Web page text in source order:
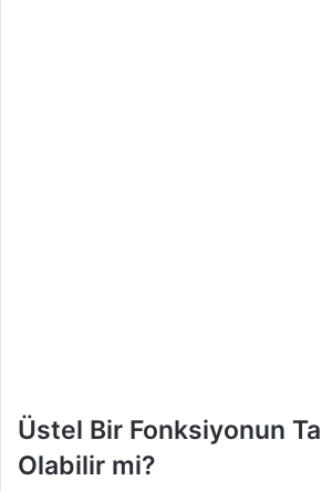
Üstel Bir Fonksiyonun
Olabilir mi?